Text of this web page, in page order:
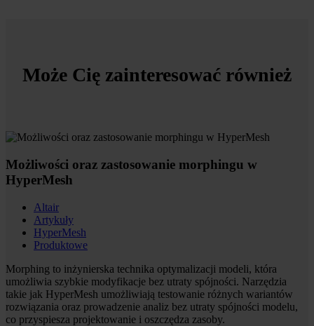
Może Cię zainteresować również
Możliwości oraz zastosowanie morphingu w
HyperMesh
Altair
Artykuły
HyperMesh
Produktowe
Morphing to inżynierska technika optymalizacji modeli, która
umożliwia szybkie modyfikacje bez utraty spójności. Narzędzia
takie jak HyperMesh umożliwiają testowanie różnych wariantów
rozwiązania oraz prowadzenie analiz bez utraty spójności modelu,
co przyspiesza projektowanie i oszczędza zasoby.